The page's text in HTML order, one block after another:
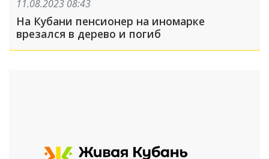
11.08.2023 08:43
На Кубани пенсионер на иномарке
врезался в дерево и погиб